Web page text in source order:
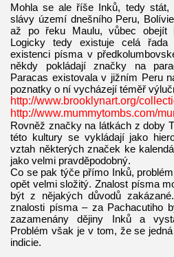
Mohla se ale říše Inků, tedy
slávy území dnešního Peru,
až po řeku Maulu, vůbec obejít
Logicky tedy existuje celá řada
existenci písma v
někdy pokládají značky na
Paracas existovala v jižním Peru
poznatky o ní vycházejí téměř
http://www.brooklynart.org/
http://www.mummytombs.com/
Rovněž značky na látkách z doby
této kultury se vykládají jako
vztah některých značek ke
jako velmi pravděpodobný.
Co se pak týče přímo Inků,
opět velmi složitý. Znalost písma
být z nějakých důvodů
znalosti písma – za Pachacutiho
zazamenány dějiny Inků a
Problém však je v tom, že se
indicie.